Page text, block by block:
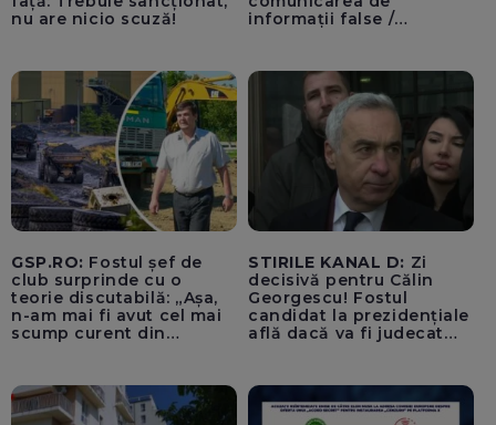
nu are nicio scuză!
informații false /
Înalta Curte de Casație și
Justiție de Adrian
Băzăvan și Asociația
„Lupii Tricolori”
GSP.RO: Fostul șef de
club surprinde cu o
teorie discutabilă: „Așa,
n-am mai fi avut cel mai
scump curent din
STIRILE KANAL D: Zi
decisivă pentru Călin
Georgescu! Fostul
candidat la prezidențiale
află dacă va fi judecat